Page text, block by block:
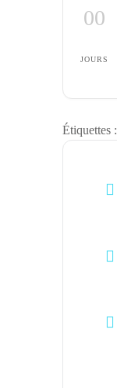
00
JOURS
Étiquettes :